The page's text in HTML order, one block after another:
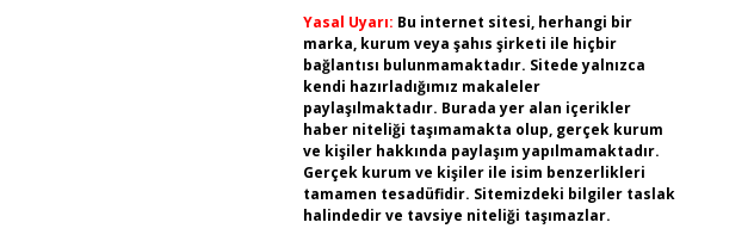
Yasal Uyarı: Bu internet sitesi, herhangi bir
marka, kurum veya şahıs şirketi ile hiçbir
bağlantısı bulunmamaktadır. Sitede yalnızca
kendi hazırladığımız makaleler
paylaşılmaktadır. Burada yer alan içerikler
haber niteliği taşımamakta olup, gerçek kurum
ve kişiler hakkında paylaşım yapılmamaktadır.
Gerçek kurum ve kişiler ile isim benzerlikleri
tamamen tesadüfidir. Sitemizdeki bilgiler taslak
halindedir ve tavsiye niteliği taşımazlar.